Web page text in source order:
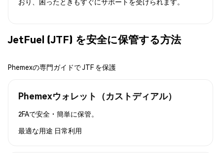
JetFuel (JTF) を安全に保管する方法
Phemexの専門ガイドで JTF を保護
Phemexウォレット（カストディアル）
2FAで安全・簡単に保管。
最適な用途 日常利用